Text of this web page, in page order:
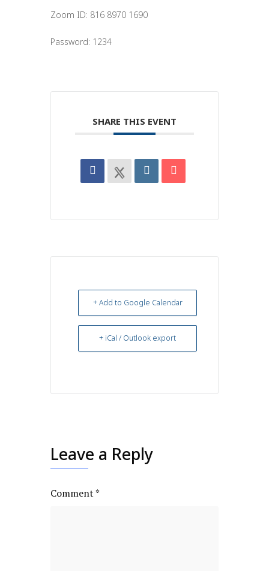
Zoom ID: 816 8970 1690
Password: 1234
SHARE THIS EVENT
+ Add to Google Calendar
+ iCal / Outlook export
Leave a Reply
Comment*